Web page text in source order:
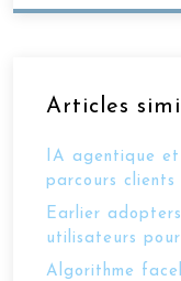
Articles
IA agentique et
parcours clients
Earlier
utilisateurs
Algorithme